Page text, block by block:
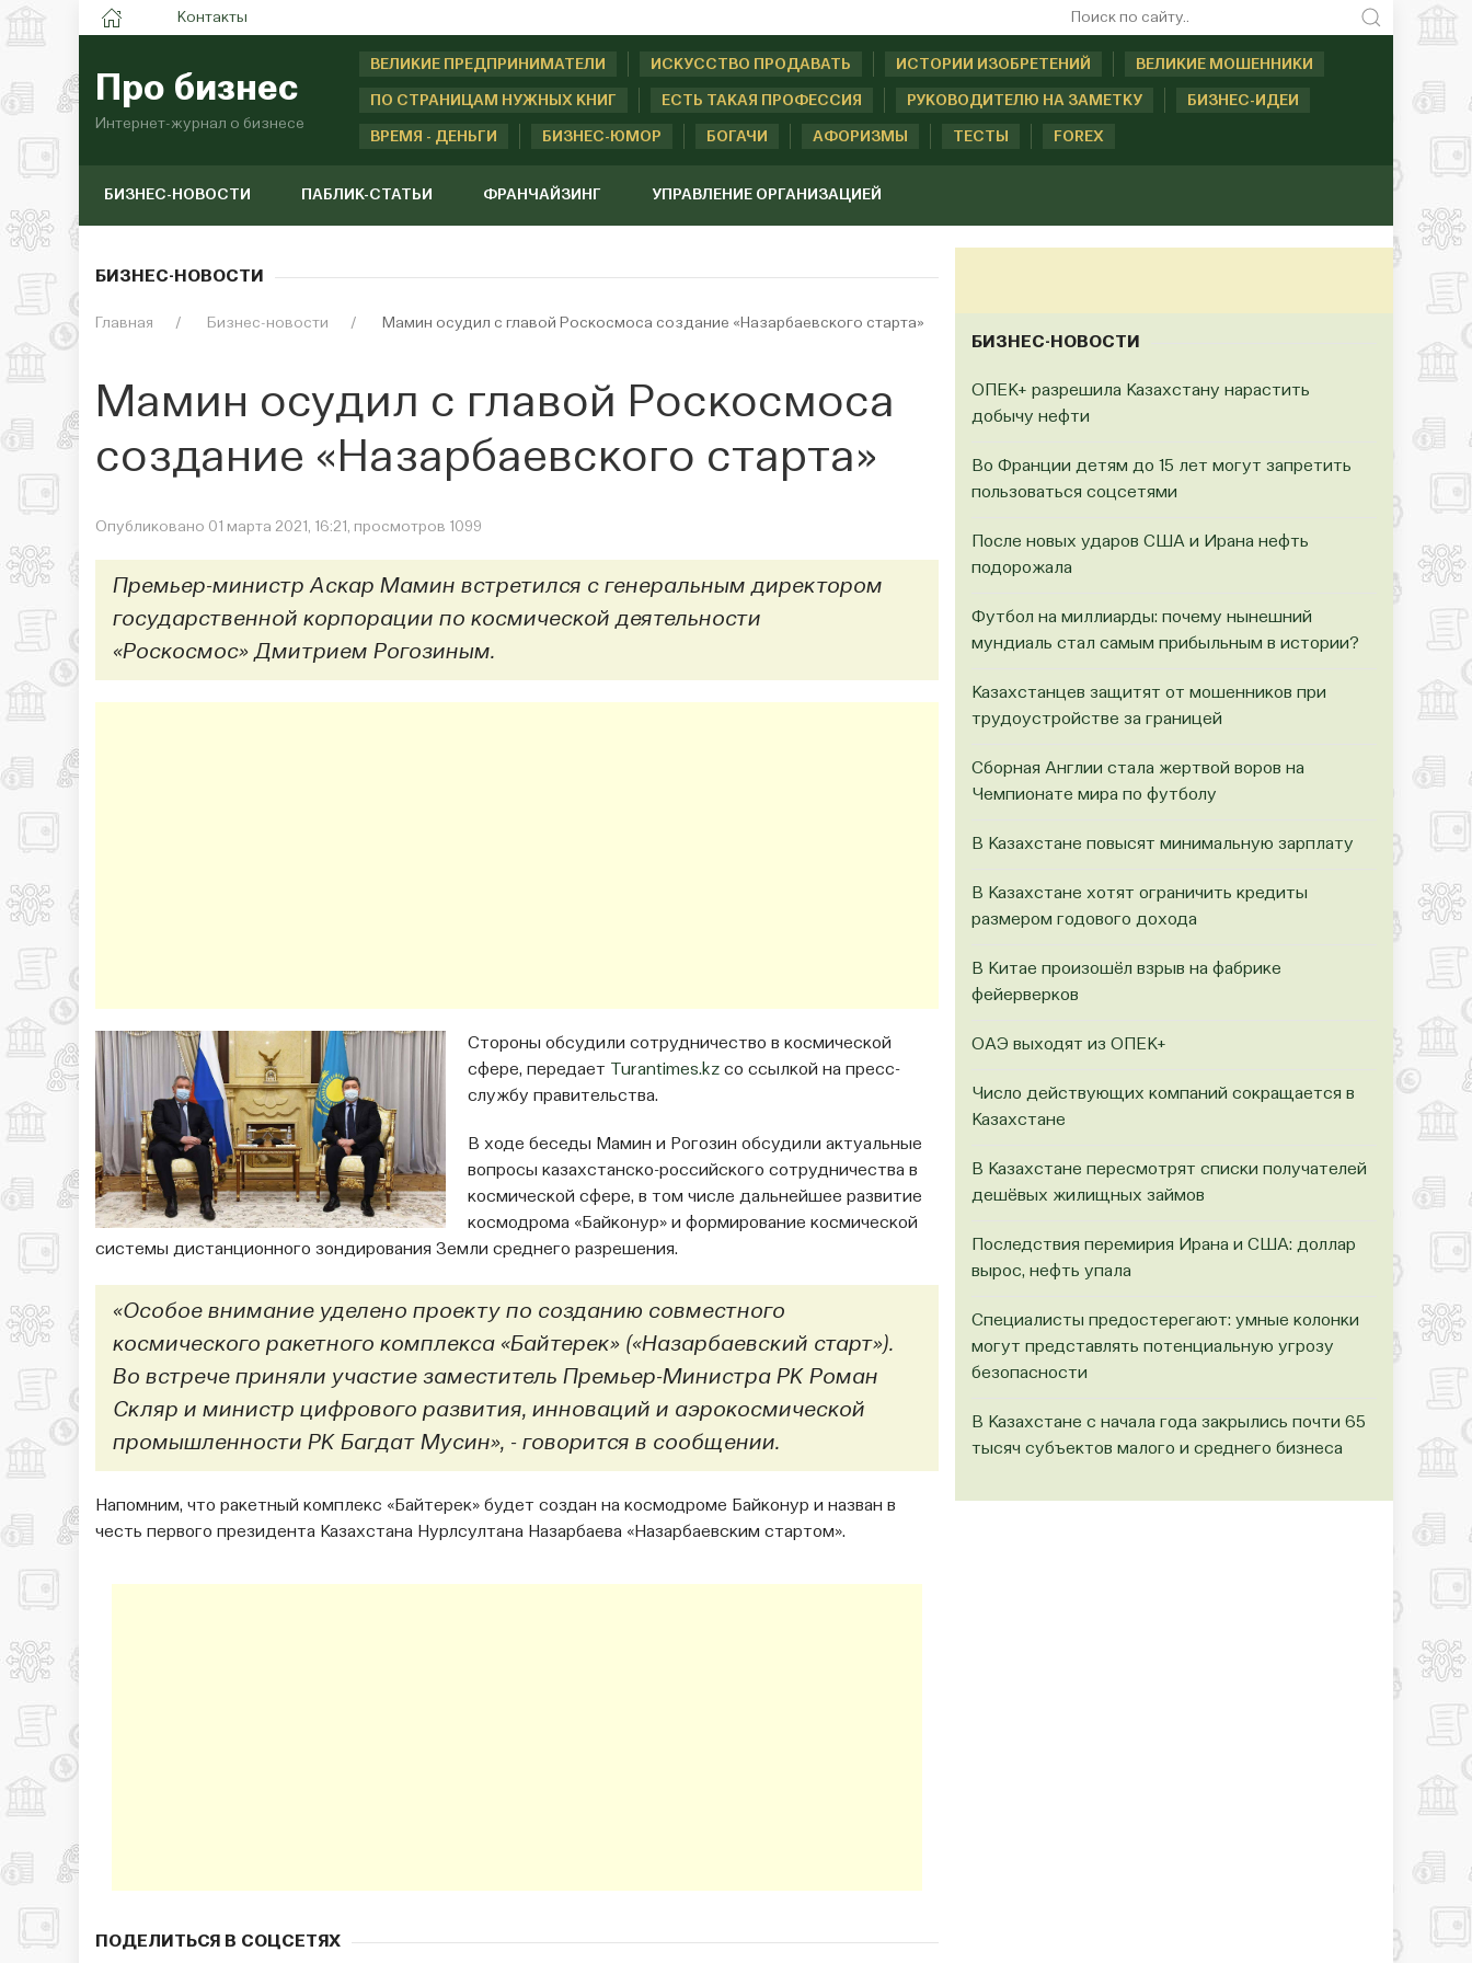
Контакты
Про бизнес
Интернет-журнал о бизнесе
ВЕЛИКИЕ ПРЕДПРИНИМАТЕЛИ ИСКУССТВО ПРОДАВАТЬ ИСТОРИИ ИЗОБРЕТЕНИЙ ВЕЛИКИЕ МОШЕННИКИ
ПО СТРАНИЦАМ НУЖНЫХ КНИГ ЕСТЬ ТАКАЯ ПРОФЕССИЯ РУКОВОДИТЕЛЮ НА ЗАМЕТКУ БИЗНЕС-ИДЕИ
ВРЕМЯ - ДЕНЬГИ БИЗНЕС-ЮМОР БОГАЧИ АФОРИЗМЫ ТЕСТЫ FOREX
БИЗНЕС-НОВОСТИ ПАБЛИК-СТАТЬИ ФРАНЧАЙЗИНГ УПРАВЛЕНИЕ ОРГАНИЗАЦИЕЙ
БИЗНЕС-НОВОСТИ
Главная Бизнес-новости Мамин осудил с главой Роскосмоса создание «Назарбаевского старта»
Мамин осудил с главой Роскосмоса
создание «Назарбаевского старта»
Опубликовано 01 марта 2021, 16:21, просмотров 1099
Премьер-министр Аскар Мамин встретился с генеральным директором
государственной корпорации по космической деятельности
«Роскосмос» Дмитрием Рогозиным.
Стороны обсудили сотрудничество в космической
сфере, передает Turantimes.kz со ссылкой на пресс-
службу правительства.
В ходе беседы Мамин и Рогозин обсудили актуальные
вопросы казахстанско-российского сотрудничества в
космической сфере, в том числе дальнейшее развитие
космодрома «Байконур» и формирование космической
системы дистанционного зондирования Земли среднего разрешения.
«Особое внимание уделено проекту по созданию совместного
космического ракетного комплекса «Байтерек» («Назарбаевский старт»).
Во встрече приняли участие заместитель Премьер-Министра РК Роман
Скляр и министр цифрового развития, инноваций и аэрокосмической
промышленности РК Багдат Мусин», - говорится в сообщении.
Напомним, что ракетный комплекс «Байтерек» будет создан на космодроме Байконур и назван в
честь первого президента Казахстана Нурлсултана Назарбаева «Назарбаевским стартом».
ПОДЕЛИТЬСЯ В СОЦСЕТЯХ
БИЗНЕС-НОВОСТИ
ОПЕК+ разрешила Казахстану нарастить
добычу нефти
Во Франции детям до 15 лет могут запретить
пользоваться соцсетями
После новых ударов США и Ирана нефть
подорожала
Футбол на миллиарды: почему нынешний
мундиаль стал самым прибыльным в истории?
Казахстанцев защитят от мошенников при
трудоустройстве за границей
Сборная Англии стала жертвой воров на
Чемпионате мира по футболу
В Казахстане повысят минимальную зарплату
В Казахстане хотят ограничить кредиты
размером годового дохода
В Китае произошёл взрыв на фабрике
фейерверков
ОАЭ выходят из ОПЕК+
Число действующих компаний сокращается в
Казахстане
В Казахстане пересмотрят списки получателей
дешёвых жилищных займов
Последствия перемирия Ирана и США: доллар
вырос, нефть упала
Специалисты предостерегают: умные колонки
могут представлять потенциальную угрозу
безопасности
В Казахстане с начала года закрылись почти 65
тысяч субъектов малого и среднего бизнеса